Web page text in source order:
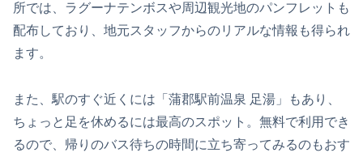
所では、ラグーナテンボスや周辺観光地のパンフレットも
配布しており、地元スタッフからのリアルな情報も得られ
ます。
また、駅のすぐ近くには「蒲郡駅前温泉 足湯」もあり、
ちょっと足を休めるには最高のスポット。無料で利用でき
るので、帰りのバス待ちの時間に立ち寄ってみるのもおす